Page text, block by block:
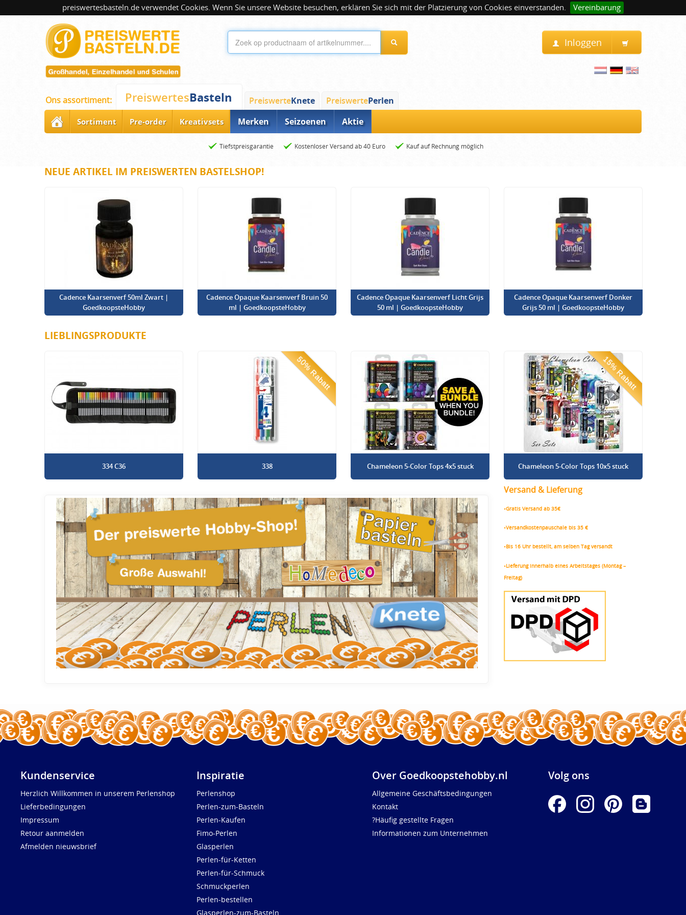
preiswertesbasteln.de verwendet Cookies. Wenn Sie unsere Website besuchen, erklären Sie sich mit der Platzierung von Cookies einverstanden. Vereinbarung
Inloggen
Ons assortiment: PreiswertesBasteln PreiswerteKnete PreiswertePerlen
Sortiment Pre-order Kreativsets Merken Seizoenen Aktie
Tiefstpreisgarantie Kostenloser Versand ab 40 Euro Kauf auf Rechnung möglich
NEUE ARTIKEL IM PREISWERTEN BASTELSHOP!
Cadence Kaarsenverf 50ml Zwart |
GoedkoopsteHobby
Cadence Opaque Kaarsenverf Bruin 50
ml | GoedkoopsteHobby
Cadence Opaque Kaarsenverf Licht Grijs
50 ml | GoedkoopsteHobby
Cadence Opaque Kaarsenverf Donker
Grijs 50 ml | GoedkoopsteHobby
LIEBLINGSPRODUKTE
334 C36
50% Rabatt
338 Chameleon 5-Color Tops 4x5 stuck
15% Rabatt
Chameleon 5-Color Tops 10x5 stuck
Versand & Lieferung
•Gratis Versand ab 35€
•Versandkostenpauschale bis 35 €
•Bis 16 Uhr bestellt, am selben Tag versandt
•Lieferung innerhalb eines Arbeitstages (Montag –
Freitag)
Kundenservice
Herzlich Willkommen in unserem Perlenshop
Lieferbedingungen
Impressum
Retour aanmelden
Afmelden nieuwsbrief
Inspiratie
Perlenshop
Perlen-zum-Basteln
Perlen-Kaufen
Fimo-Perlen
Glasperlen
Perlen-für-Ketten
Perlen-für-Schmuck
Schmuckperlen
Perlen-bestellen
Glasperlen-zum-Basteln
Over Goedkoopstehobby.nl
Allgemeine Geschäftsbedingungen
Kontakt
?Häufig gestellte Fragen
Informationen zum Unternehmen
Volg ons